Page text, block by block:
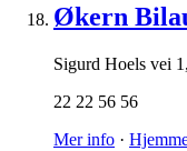
Økern
Sigurd Hoels vei 1 ,
22 22 56 56
Mer info ·